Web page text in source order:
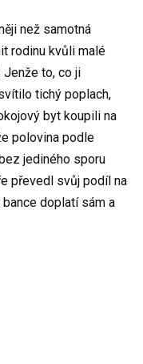
než samotná
rodinu kvůli malé
Jenže to, co ji
tichý poplach,
byt koupili na
polovina podle
jediného sporu
převedl svůj podíl na
doplatí sám a